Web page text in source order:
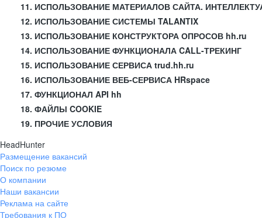
11. ИСПОЛЬЗОВАНИЕ МАТЕРИАЛОВ САЙТА.
12. ИСПОЛЬЗОВАНИЕ СИСТЕМЫ TALANTIX
13. ИСПОЛЬЗОВАНИЕ КОНСТРУКТОРА ОПРОСОВ hh.ru
14. ИСПОЛЬЗОВАНИЕ ФУНКЦИОНАЛА CALL-ТРЕКИНГ
15. ИСПОЛЬЗОВАНИЕ СЕРВИСА trud.hh.ru
16. ИСПОЛЬЗОВАНИЕ ВЕБ-СЕРВИСА HRspace
17. ФУНКЦИОНАЛ API hh
18. ФАЙЛЫ COOKIE
19. ПРОЧИЕ УСЛОВИЯ
HeadHunter
Размещение вакансий
Поиск по резюме
О компании
Наши вакансии
Реклама на сайте
Требования к ПО